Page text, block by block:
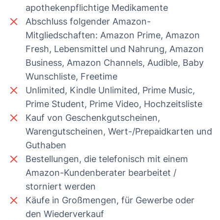
apothekenpflichtige Medikamente
Abschluss folgender Amazon-
Mitgliedschaften: Amazon Prime, Amazon
Fresh, Lebensmittel und Nahrung, Amazon
Business, Amazon Channels, Audible, Baby
Wunschliste, Freetime
Unlimited, Kindle Unlimited, Prime Music,
Prime Student, Prime Video, Hochzeitsliste
Kauf von Geschenkgutscheinen,
Warengutscheinen, Wert-/Prepaidkarten und
Guthaben
Bestellungen, die telefonisch mit einem
Amazon-Kundenberater bearbeitet /
storniert werden
Käufe in Großmengen, für Gewerbe oder
den Wiederverkauf